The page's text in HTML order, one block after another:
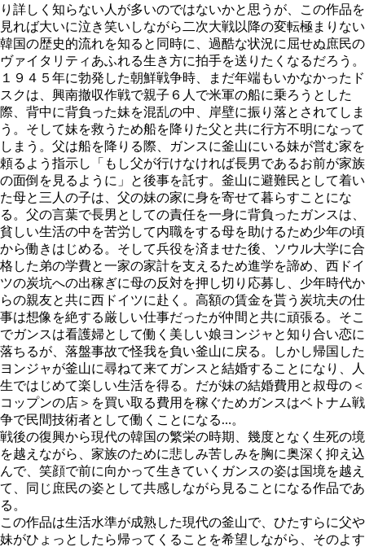
り詳しく知らない人が多いのではないかと思うが、この作品を
見れば大いに泣き笑いしながら二次大戦以降の変転極まりない
韓国の歴史的流れを知ると同時に、過酷な状況に屈せぬ庶民の
ヴァイタリティあふれる生き方に拍手を送りたくなるだろう。
１９４５年に勃発した朝鮮戦争時、まだ年端もいかなかったド
スクは、興南撤収作戦で親子６人で米軍の船に乗ろうとした
際、背中に背負った妹を混乱の中、岸壁に振り落とされてしま
う。そして妹を救うため船を降りた父と共に行方不明になって
しまう。父は船を降りる際、ガンスに釜山にいる妹が営む家を
頼るよう指示し「もし父が行けなければ長男であるお前が家族
の面倒を見るように」と後事を託す。釜山に避難民として着い
た母と三人の子は、父の妹の家に身を寄せて暮らすことにな
る。父の言葉で長男としての責任を一身に背負ったガンスは、
貧しい生活の中を苦労して内職をする母を助けるため少年の頃
から働きはじめる。そして兵役を済ませた後、ソウル大学に合
格した弟の学費と一家の家計を支えるため進学を諦め、西ドイ
ツの炭坑への出稼ぎに母の反対を押し切り応募し、少年時代か
らの親友と共に西ドイツに赴く。高額の賃金を貰う炭坑夫の仕
事は想像を絶する厳しい仕事だったが仲間と共に頑張る。そこ
でガンスは看護婦として働く美しい娘ヨンジャと知り合い恋に
落ちるが、落盤事故で怪我を負い釜山に戻る。しかし帰国した
ヨンジャが釜山に尋ねて来てガンスと結婚することになり、人
生ではじめて楽しい生活を得る。だが妹の結婚費用と叔母の＜
コップンの店＞を買い取る費用を稼ぐためガンスはベトナム戦
争で民間技術者として働くことになる…。
戦後の復興から現代の韓国の繁栄の時期、幾度となく生死の境
を越えながら、家族のために悲しみ苦しみを胸に奥深く抑え込
んで、笑顔で前に向かって生きていくガンスの姿は国境を越え
て、同じ庶民の姿として共感しながら見ることになる作品であ
る。
この作品は生活水準が成熟した現代の釜山で、ひたすらに父や
妹がひょっとしたら帰ってくることを希望しながら、そのよす